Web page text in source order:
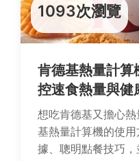
1093次瀏覽
肯德基熱量計算
控速食熱量與健
想吃肯德基又擔心
基熱量計算機的使
據、聰明點餐技巧